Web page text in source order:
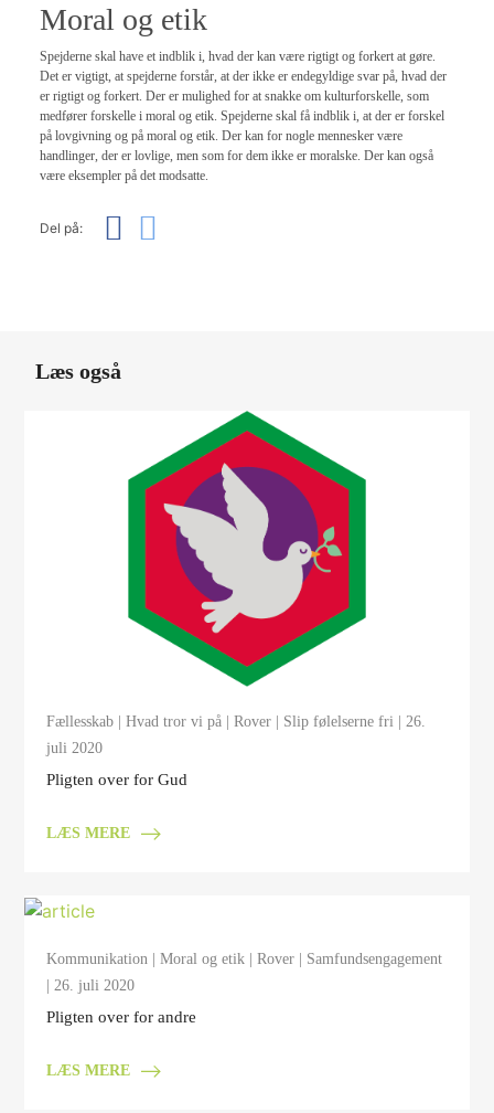
Moral og etik
Spejderne skal have et indblik i, hvad der kan være rigtigt og forkert at gøre.
Det er vigtigt, at spejderne forstår, at der ikke er endegyldige svar på, hvad der
er rigtigt og forkert. Der er mulighed for at snakke om kulturforskelle, som
medfører forskelle i moral og etik. Spejderne skal få indblik i, at der er forskel
på lovgivning og på moral og etik. Der kan for nogle mennesker være
handlinger, der er lovlige, men som for dem ikke er moralske. Der kan også
være eksempler på det modsatte.
Del på:
Læs også
Fællesskab |Hvad tror vi på |Rover Slip følelserne fri | 26.
juli 2020
Pligten over for Gud
LÆS MERE
Kommunikation |Moral og etik |Rover | Samfundsengagement
| 26. juli 2020
Pligten over for andre
LÆS MERE